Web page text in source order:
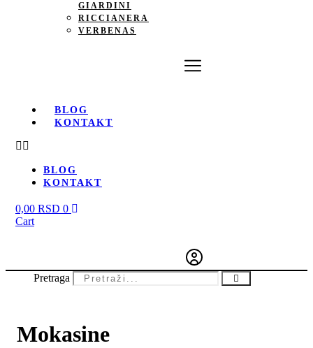
GIARDINI
RICCIANERA
VERBENAS
BLOG
KONTAKT
BLOG
KONTAKT
0,00 RSD 0
Cart
Pretraga
Mokasine